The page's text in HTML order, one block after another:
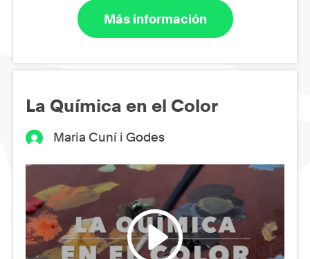
Más información
La Química en el Color
Maria Cuní i Godes